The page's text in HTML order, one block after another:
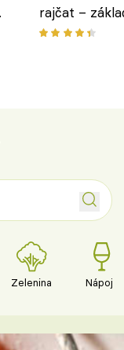
rajčat –
Zelenina Nápoje